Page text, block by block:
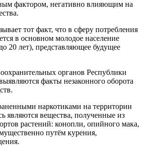
фактором, негативно влияющим на
тот факт, что в сферу потребления
в основном молодое население
20 лет), представляющее будущее
органов Республики
факты незаконного оборота
наркотиками на территории
являются вещества, полученные из
растений: конопли, опийного мака,
путём курения,